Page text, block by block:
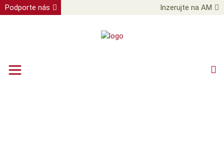
Podporte nás Inzerujte na AM